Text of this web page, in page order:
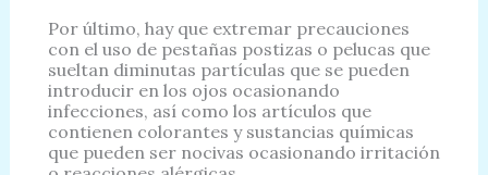
Por último, hay que extremar precauciones
con el uso de pestañas postizas o pelucas que
sueltan diminutas partículas que se pueden
introducir en los ojos ocasionando
infecciones, así como los artículos que
contienen colorantes y sustancias químicas
que pueden ser nocivas ocasionando irritación